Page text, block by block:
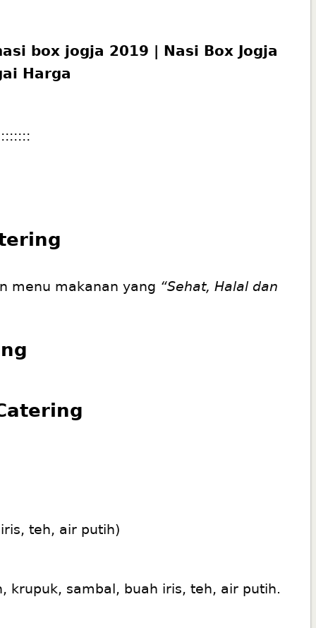
box jogja 2019 | Nasi Box Jogja
Harga
menu makanan yang “Sehat, Halal dan
teh, air putih)
krupuk, sambal, buah iris, teh, air putih.